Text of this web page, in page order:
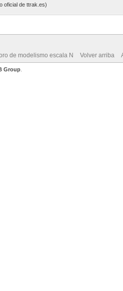
oficial de ttrak.es)
de modelismo escala N Volver arriba
Group